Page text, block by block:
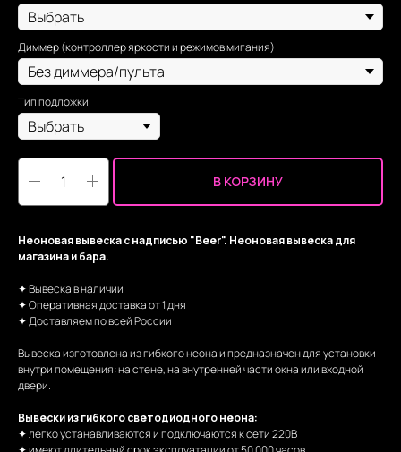
Диммер (контроллер яркости и режимов мигания)
Тип подложки
В КОРЗИНУ
Неоновая вывеска с надписью "Beer". Неоновая вывеска для
магазина и бара.
✦ Вывеска в наличии
✦ Оперативная доставка от 1 дня
✦ Доставляем по всей России
Вывеска изготовлена из гибкого неона и предназначен для установки
внутри помещения: на стене, на внутренней части окна или входной
двери.
Вывески из гибкого светодиодного неона:
✦ легко устанавливаются и подключаются к сети 220В